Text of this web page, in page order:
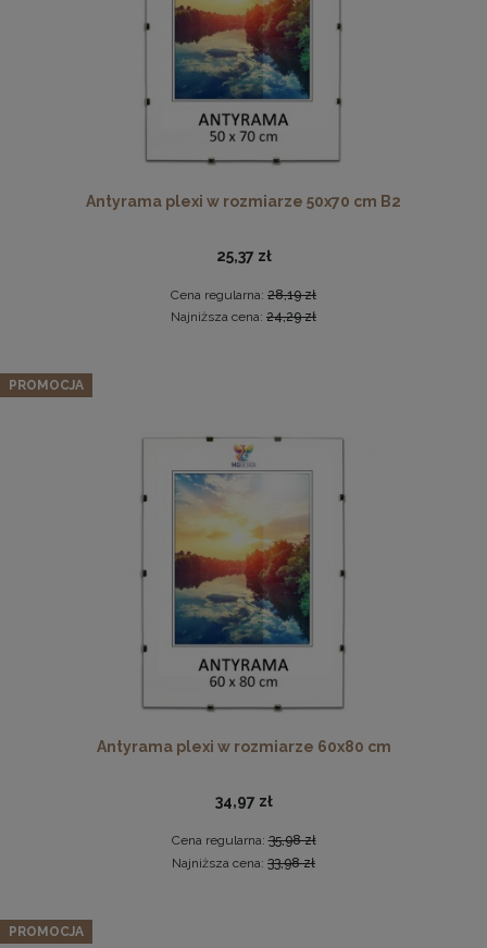
Komplet 3szt. stalowych zawieszek do ramek, obrazów i
2,29 zł
DO KOSZYKA
2,49 zł
DO KOSZYKA
Antyrama plexi w rozmiarze 50x70 cm B2
25,37 zł
Cena regularna: 28,19 zł
Najniższa cena: 24,29 zł
Antyrama plexi w rozmiarze 60x80 cm
34,97 zł
Cena regularna:35,98 zł
Najniższa cena: 33,98 zł
PROMOCJA
PROMOCJA